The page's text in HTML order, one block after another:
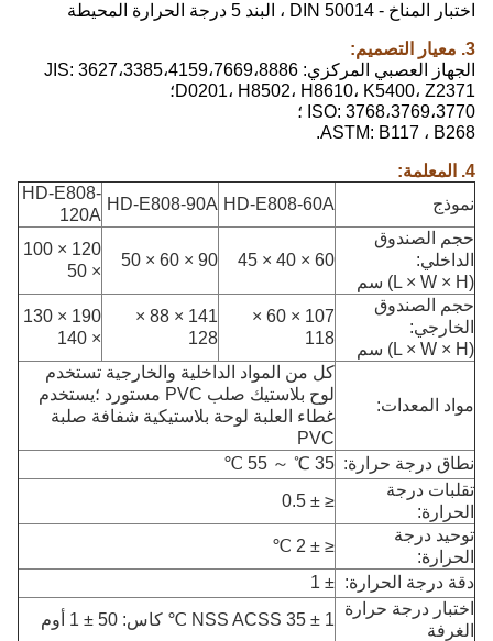
اختبار المناخ - DIN 50014 ، البند 5 درجة الحرارة المحيطة
3. معيار التصميم:
الجهاز العصبي المركزي: 3627،3385،4159،7669،8886 JIS:
D0201، H8502، H8610، K5400، Z2371؛
ISO: 3768،3769،3770 ؛
ASTM: B117 ، B268.
4. المعلمة:
نموذج
HD-E808-60A
HD-E808-90A
HD-E808-
120A
حجم الصندوق
الداخلي:
(L × W × H) سم
60 × 40 × 45
90 × 60 × 50
120 × 100
× 50
حجم الصندوق
الخارجي:
(L × W × H) سم
107 × 60 ×
118
141 × 88 ×
128
190 × 130
× 140
مواد المعدات:
كل من المواد الداخلية والخارجية تستخدم
لوح بلاستيك صلب PVC مستورد ؛يستخدم
غطاء العلبة لوحة بلاستيكية شفافة صلبة
PVC
نطاق درجة حرارة: 35 ℃ ～ 55 ℃
تقلبات درجة
الحرارة:
≤ ± 0.5
توحيد درجة
الحرارة:
≤ ± 2 ℃
دقة درجة الحرارة: ± 1
اختبار درجة حرارة
الغرفة
NSS ACSS 35 ± 1 ℃ كاس: 50 ± 1 أوم